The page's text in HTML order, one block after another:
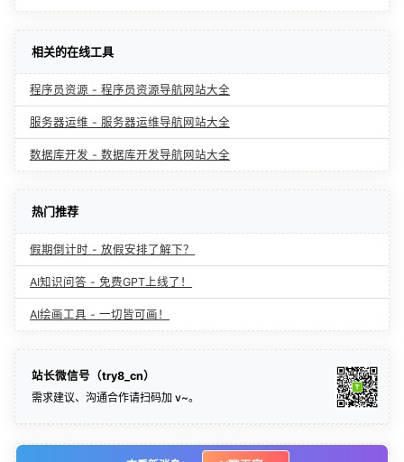
相关的在线工具
程序员资源 - 程序员资源导航网站大全
服务器运维 - 服务器运维导航网站大全
数据库开发 - 数据库开发导航网站大全
热门推荐
假期倒计时 - 放假安排了解下？
AI知识问答 - 免费GPT上线了！
AI绘画工具 - 一切皆可画！
站长微信号（try8_cn）
需求建议、沟通合作请扫码加 v~。